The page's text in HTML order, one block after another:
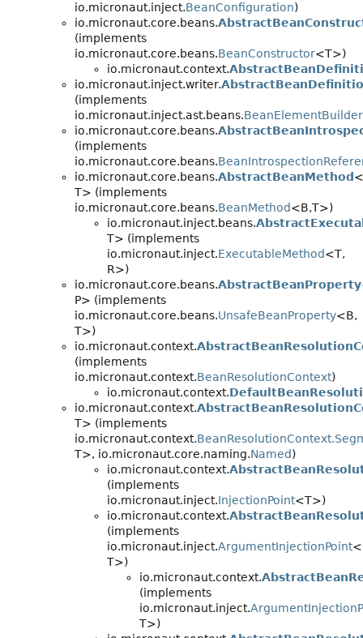
io.micronaut.inject.BeanConfiguration)
io.micronaut.core.beans.
(implements
io.micronaut.core.beans.BeanConstructor<T>)
io.micronaut.context.
io.micronaut.inject.writer.
(implements
io.micronaut.inject.ast.beans.BeanElementBuilder
io.micronaut.core.beans.
(implements
io.micronaut.core.beans.
io.micronaut.core.beans.AbstractBeanMethod
T> (implements
io.micronaut.core.beans.BeanMethod<B,T>)
io.micronaut.inject.beans.
T> (implements
io.micronaut.inject.ExecutableMethod<T,
R>)
io.micronaut.core.beans.AbstractBeanProperty
P> (implements
io.micronaut.core.beans.UnsafeBeanProperty<B,
T>)
io.micronaut.context.
(implements
io.micronaut.context.BeanResolutionContext)
io.micronaut.context.
io.micronaut.context.
T> (implements
io.micronaut.context.
T>, io.micronaut.core.naming.Named)
io.micronaut.context.
(implements
io.micronaut.inject.InjectionPoint<T>)
io.micronaut.context.
(implements
io.micronaut.inject.ArgumentInjectionPoint
T>)
io.micronaut.context.
(implements
io.micronaut.inject.
T>)